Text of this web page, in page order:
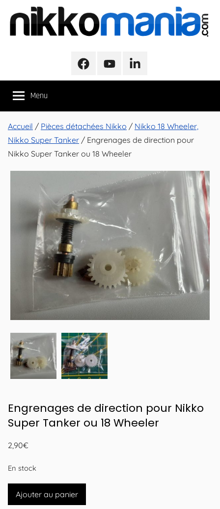
contenu
NikkoMania
Véhicules
Nikko
Evo
Pro-
FacebookYoutubeLinkedIn
Menu
Accueil / Pièces détachées Nikko / Nikko 18 Wheeler,
Nikko Super Tanker / Engrenages de direction pour
Nikko Super Tanker ou 18 Wheeler
Engrenages de direction pour Nikko
Super Tanker ou 18 Wheeler
2,90€
En stock
quantité
de
Ajouter au panier